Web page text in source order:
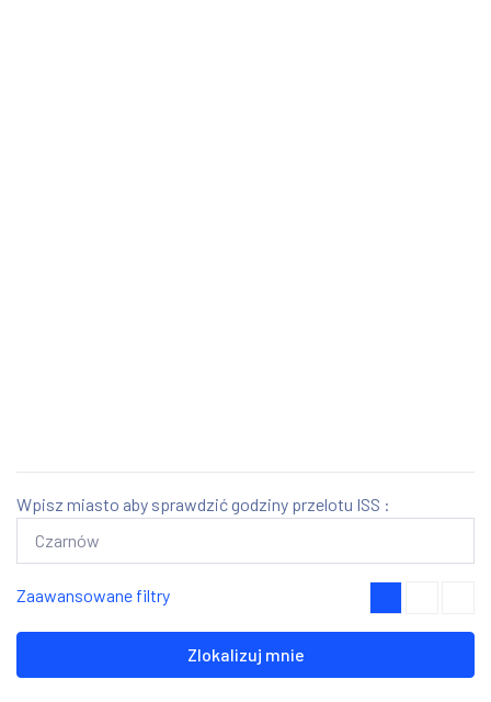
Wpisz miasto aby sprawdzić godziny przelotu ISS :
Zaawansowane filtry
Zlokalizuj mnie